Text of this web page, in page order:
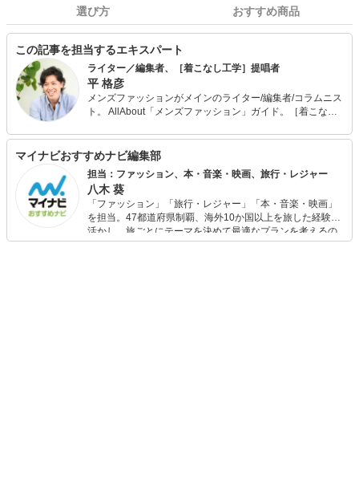
選び方 おすすめ商品
この記事を担当するエキスパート
ライター／編集者、［着こなし工学］提唱者
平 格彦
メンズファッションがメインのライター/編集者/コラムニス
ト。 AllAbout「メンズファッション」ガイド。［着こなし
ソムリエの資格も保有。 出版社から独立後、70ほどのメデ
ィアに関わり、客観的、横断的、俯瞰的なファッション分
析を得意とする。そんな視点を活かした［着こなし工学］
を構築中。 また、ライター向けのコミュニティを「DMMオ
ンラインサロン」で運営中。 最近の「マイナビおすすめナ
ビ」の記事においては、商品選びのアドバイスなど、監修
者として携わる。
マイナビおすすめナビ編集部
担当：ファッション、本・音楽・映画、旅行・レジャー
八木 葵
「ファッション」「旅行・レジャー」「本・音楽・映画」
を担当。47都道府県制覇、海外10か国以上を旅した経験を
活かし、旅ごとにテーマを決めて最適なプランを考えるの
が得意。また、アパレルショップでの販売経験もあり。誰